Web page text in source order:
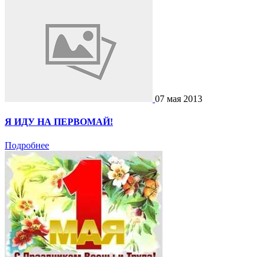
07 мая 2013
Я ИДУ НА ПЕРВОМАЙ!
Подробнее